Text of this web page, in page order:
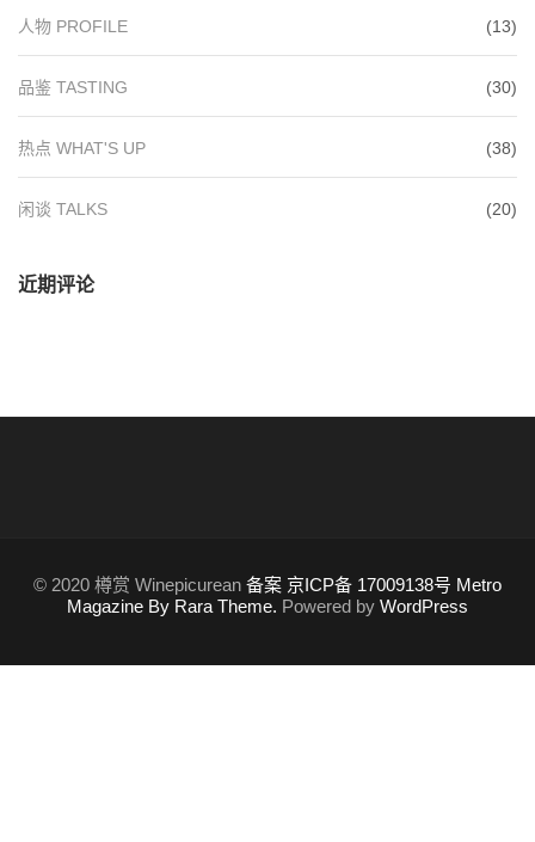
人物 PROFILE (13)
品鉴 TASTING (30)
热点 WHAT'S UP (38)
闲谈 TALKS (20)
近期评论
© 2020 樽赏 Winepicurean 备案 京ICP备 17009138号 Metro
Magazine By Rara Theme. Powered by WordPress